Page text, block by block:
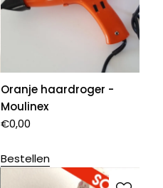
Oranje haardroger -
Moulinex
€0,00
Bestellen